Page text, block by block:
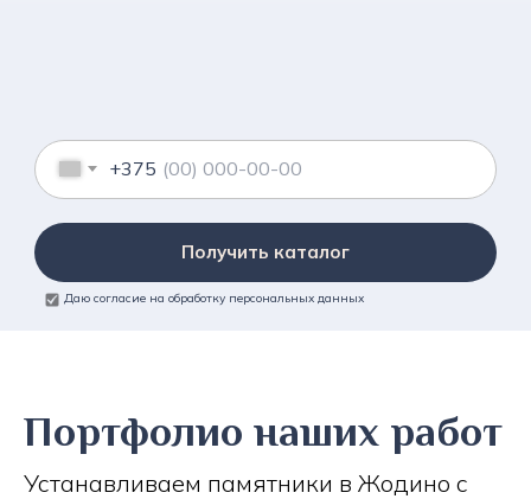
+375
Получить каталог
Даю согласие на обработку персональных данных
Портфолио наших работ
Устанавливаем памятники в Жодино с